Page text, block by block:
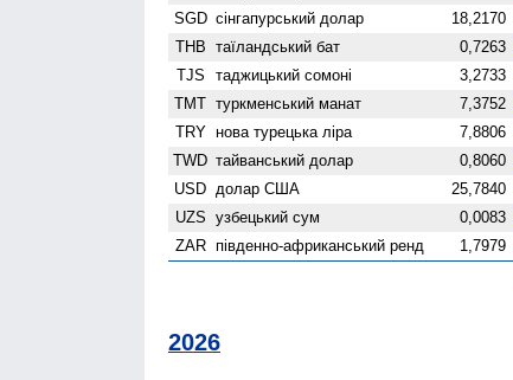
SGD сінгапурський долар 18,2170
THB таїландський бат 0,7263
TJS таджицький сомоні 3,2733
TMT туркменський манат 7,3752
TRY нова турецька ліра 7,8806
TWD тайванський долар 0,8060
USD долар США 25,7840
UZS узбецький сум 0,0083
ZAR південно-африканський ренд 1,7979
2026